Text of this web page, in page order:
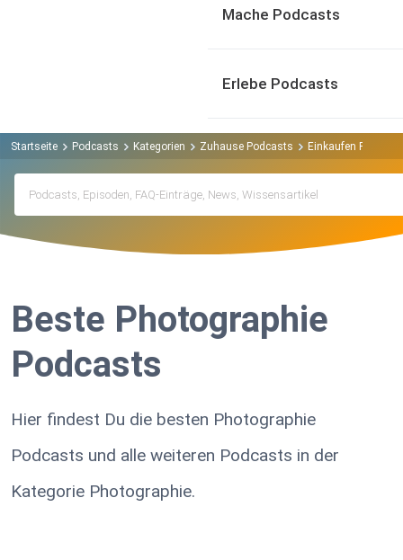
Mache Podcasts
Erlebe Podcasts
Startseite Podcasts Kategorien Zuhause Podcasts Einkaufen
Beste Photographie
Podcasts
Hier findest Du die besten Photographie
Podcasts und alle weiteren Podcasts in der
Kategorie Photographie.